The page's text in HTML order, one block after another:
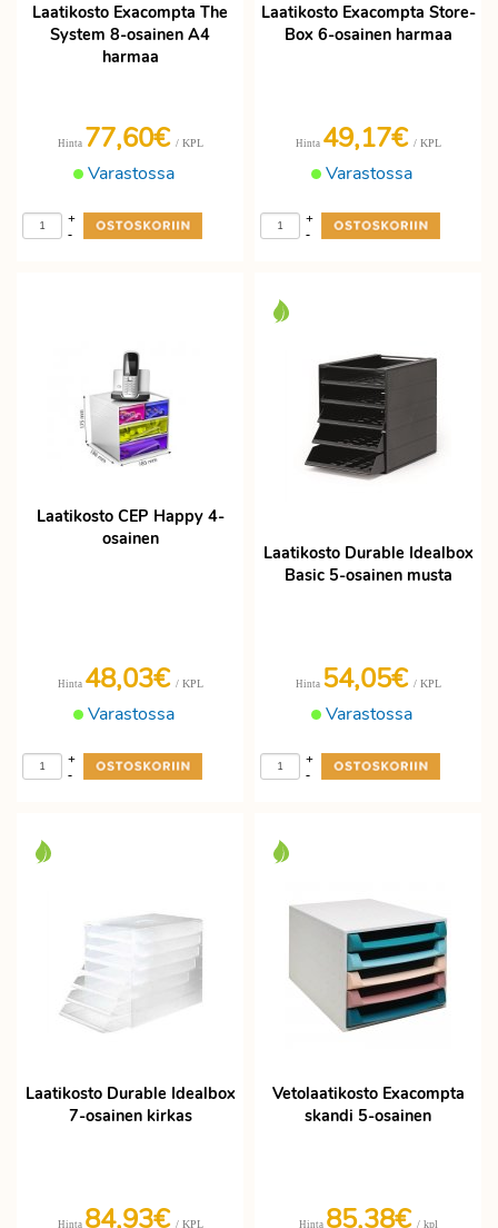
Laatikosto Exacompta The
System 8-osainen A4
harmaa
Varastossa
Hinta 77,60€ / KPL
-
+
Laatikosto Exacompta Store-
Box 6-osainen harmaa
Varastossa
Hinta 49,17€ / KPL
-
+
Laatikosto CEP Happy 4-
osainen
Varastossa
Hinta 48,03€ / KPL
-
+
Laatikosto Durable Idealbox
Basic 5-osainen musta
Varastossa
Hinta 54,05€ / KPL
-
+
Laatikosto Durable Idealbox
7-osainen kirkas
Hinta 84,93€ / KPL
Vetolaatikosto Exacompta
skandi 5-osainen
Hinta 85,38€ / kpl